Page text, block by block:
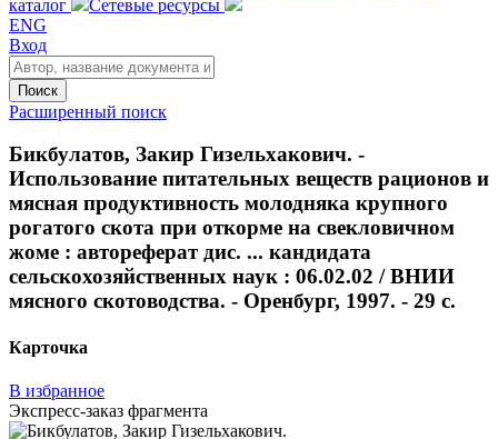
каталог
Сетевые ресурсы
ENG
Вход
Поиск
Расширенный поиск
Бикбулатов, Закир Гизельхакович. -
Использование питательных веществ рационов и
мясная продуктивность молодняка крупного
рогатого скота при откорме на свекловичном
жоме : автореферат дис. ... кандидата
сельскохозяйственных наук : 06.02.02 / ВНИИ
мясного скотоводства. - Оренбург, 1997. - 29 с.
Карточка
В избранное
Экспресс-заказ фрагмента